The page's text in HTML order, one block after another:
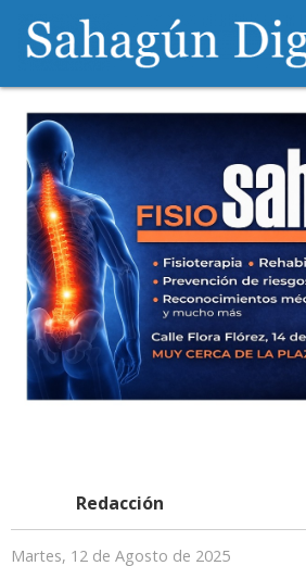
Redacción
Martes, 12 de Agosto de 2025